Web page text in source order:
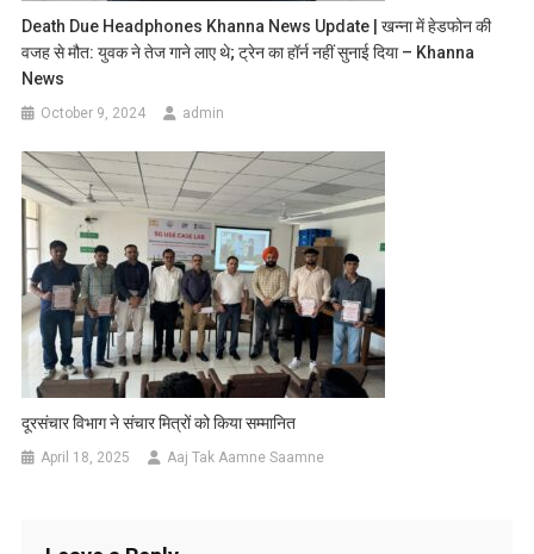
Death Due Headphones Khanna News Update | खन्ना में हेडफोन की
वजह से मौत: युवक ने तेज गाने लाए थे; ट्रेन का हॉर्न नहीं सुनाई दिया – Khanna
News
October 9, 2024 admin
दूरसंचार विभाग ने संचार मित्रों को किया सम्मानित
April 18, 2025 Aaj Tak Aamne Saamne